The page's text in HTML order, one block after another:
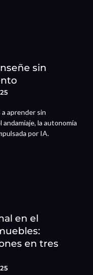
sin
aprender sin
la autonomía
por IA.
en el
en tres